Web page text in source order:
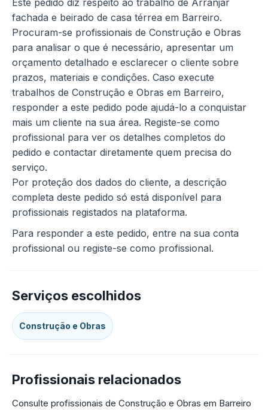
Este pedido diz respeito ao trabalho de Arranjar
fachada e beirado de casa térrea em Barreiro.
Procuram-se profissionais de Construção e Obras
para analisar o que é necessário, apresentar um
orçamento detalhado e esclarecer o cliente sobre
prazos, materiais e condições. Caso execute
trabalhos de Construção e Obras em Barreiro,
responder a este pedido pode ajudá-lo a conquistar
mais um cliente na sua área. Registe-se como
profissional para ver os detalhes completos do
pedido e contactar diretamente quem precisa do
serviço.
Por proteção dos dados do cliente, a descrição
completa deste pedido só está disponível para
profissionais registados na plataforma.
Para responder a este pedido, entre na sua conta
profissional ou registe-se como profissional.
Serviços escolhidos
Construção e Obras
Profissionais relacionados
Consulte profissionais de Construção e Obras em Barreiro